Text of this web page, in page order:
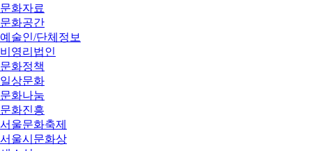
문화자료
문화공간
예술인/단체정보
비영리법인
문화정책
일상문화
문화나눔
문화진흥
서울문화축제
서울시문화상